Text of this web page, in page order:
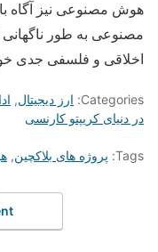
هوش مصنوعی نیز آگاه
مصنوعی به طور ناگهانی
اخلاقی و فلسفی جدی
Categories: ارز دیجیتال,
در دنیای کریپتو کارنسی
Tags: پروژه های بلاکچین,